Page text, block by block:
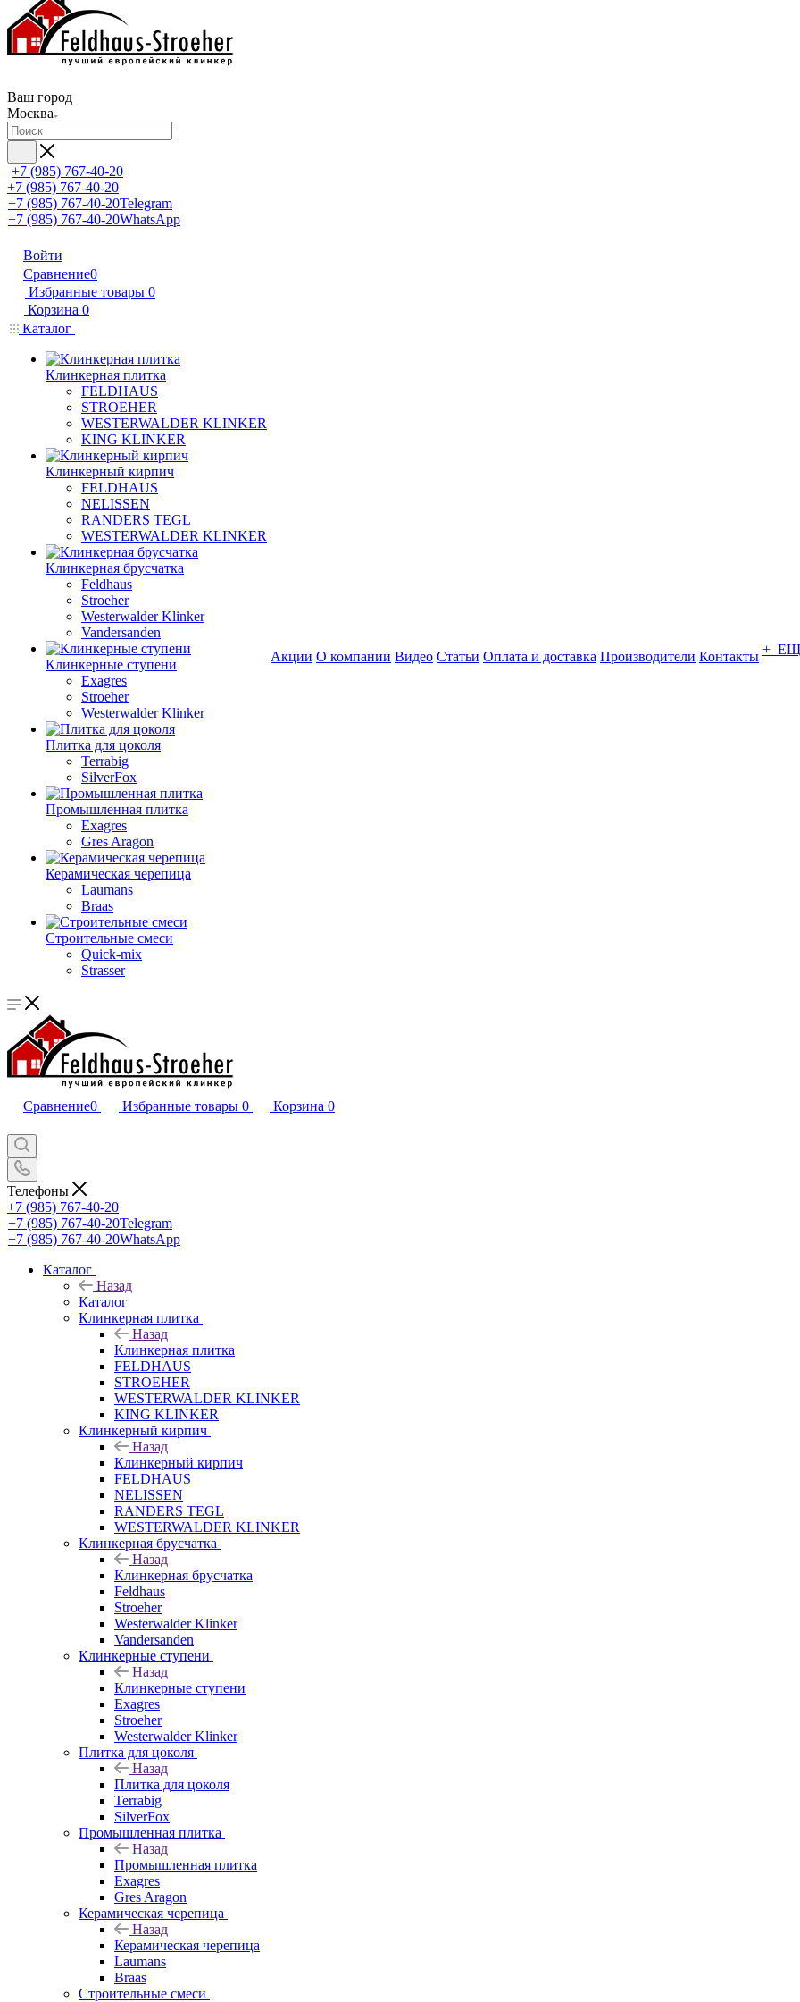
Ваш город
Москва
+7 (985) 767-40-20
+7 (985) 767-40-20
+7 (985) 767-40-20Telegram
+7 (985) 767-40-20WhatsApp
Войти
Сравнение0
Избранные товары 0
Корзина 0
Каталог
Клинкерная плитка
FELDHAUS
STROEHER
WESTERWALDER KLINKER
KING KLINKER
Клинкерный кирпич
FELDHAUS
NELISSEN
RANDERS TEGL
WESTERWALDER KLINKER
Клинкерная брусчатка
Feldhaus
Stroeher
Westerwalder Klinker
Vandersanden
Клинкерные ступени
Exagres
Stroeher
Westerwalder Klinker
Плитка для цоколя
Terrabig
SilverFox
Промышленная плитка
Exagres
Gres Aragon
Керамическая черепица
Laumans
Braas
Строительные смеси
Quick-mix
Strasser
Акции О компании Видео Статьи Оплата и доставка Производители Контакты +
Сравнение0 Избранные товары 0 Корзина 0
Телефоны
+7 (985) 767-40-20
+7 (985) 767-40-20Telegram
+7 (985) 767-40-20WhatsApp
Каталог
Назад
Каталог
Клинкерная плитка
Назад
Клинкерная плитка
FELDHAUS
STROEHER
WESTERWALDER KLINKER
KING KLINKER
Клинкерный кирпич
Назад
Клинкерный кирпич
FELDHAUS
NELISSEN
RANDERS TEGL
WESTERWALDER KLINKER
Клинкерная брусчатка
Назад
Клинкерная брусчатка
Feldhaus
Stroeher
Westerwalder Klinker
Vandersanden
Клинкерные ступени
Назад
Клинкерные ступени
Exagres
Stroeher
Westerwalder Klinker
Плитка для цоколя
Назад
Плитка для цоколя
Terrabig
SilverFox
Промышленная плитка
Назад
Промышленная плитка
Exagres
Gres Aragon
Керамическая черепица
Назад
Керамическая черепица
Laumans
Braas
Строительные смеси